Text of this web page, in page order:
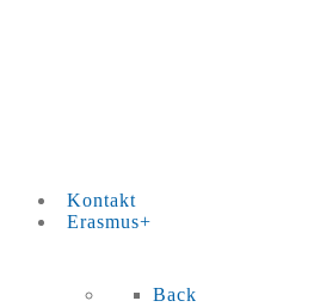
Kontakt
Erasmus+
Back